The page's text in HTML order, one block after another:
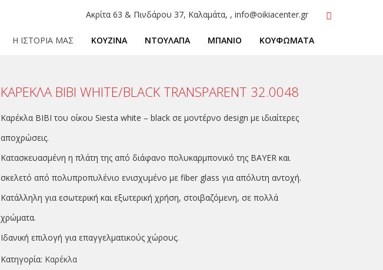
Ακρίτα 63 & Πινδάρου 37, Καλαμάτα, , info@oikiacenter.gr
Η ΙΣΤΟΡΙΑ ΜΑΣ ΚΟΥΖΙΝΑ ΝΤΟΥΛΑΠΑ ΜΠΑΝΙΟ ΚΟΥΦΩΜΑΤΑ
ΚΑΡΕΚΛΑ ΒΙΒΙ WHITE/BLACK TRANSPARENT 32.0048
Καρέκλα BIBI του οίκου Siesta white – black σε μοντέρνο design με ιδιαίτερες
αποχρώσεις.
Κατασκευασμένη η πλάτη της από διάφανο πολυκαρμπονικό της BAYER και
σκελετό από πολυπροπυλένιο ενισχυμένο με fiber glass για απόλυτη αντοχή.
Κατάλληλη για εσωτερική και εξωτερική χρήση, στοιβαζόμενη, σε πολλά
χρώματα.
Ιδανική επιλογή για επαγγελματικούς χώρους.
Κατηγορία: Καρέκλα